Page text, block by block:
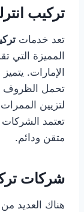
تركيب
تعد خدمات
المميزة التي
الإمارات.
تحمل الظروف
لتزيين
تعتمد
متقن ودائم.
شركات
هناك العديد من